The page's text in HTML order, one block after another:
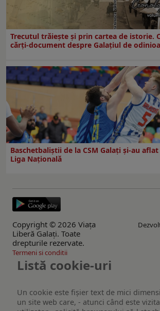
Trecutul trăiește și prin cartea de istorie.
cărți-document despre Galațiul de
Baschetbaliștii de la CSM Galați și-au
Liga Națională
Copyright © 2026 Viaţa
Liberă Galaţi. Toate
drepturile rezervate.
Termeni si conditii
Listă cookie-uri
Un cookie este fişier text de mici
un site web care, - atunci când este